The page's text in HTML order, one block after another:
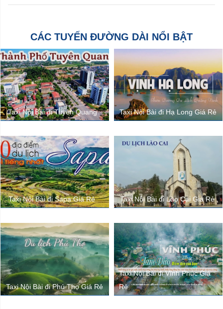
CÁC TUYẾN ĐƯỜNG DÀI NỔI BẬT
Taxi Nội Bài đi Tuyên Quang Taxi Nội Bài đi Hạ Long Giá Rẻ
Taxi Nội Bài đi Sapa Giá Rẻ Taxi Nội Bài đi Lào Cai Giá Rẻ
Taxi Nội Bài đi Phú Thọ Giá Rẻ
Taxi Nội Bài đi Vĩnh Phúc Giá
Rẻ